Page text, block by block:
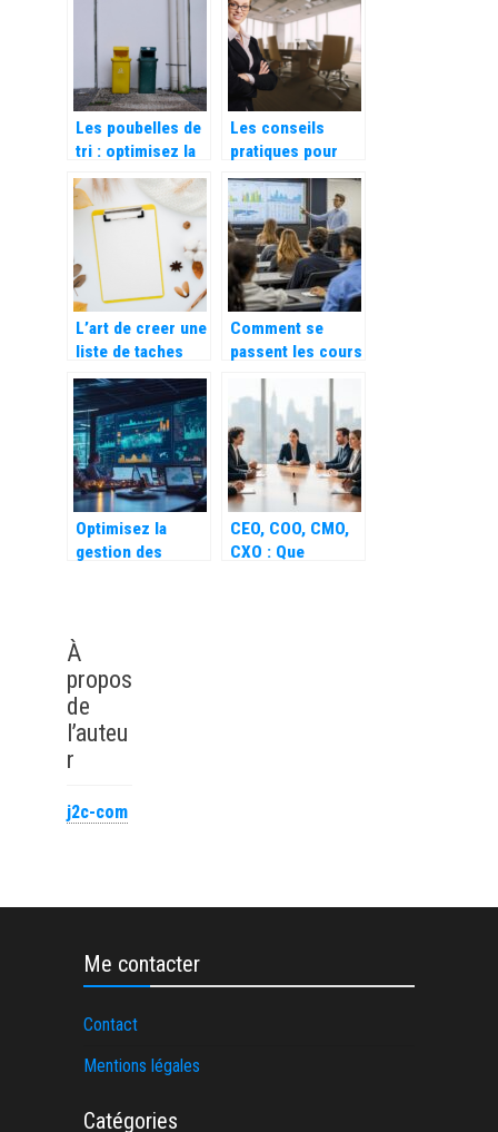
clients :
Decouvrez leurs
utilites
Les poubelles de
tri : optimisez la
gestion des
dechets dans
votre entreprise,
restaurant ou
cantine
Les conseils
pratiques pour
evaluer
efficacement la
performance d’un
cabinet de
management de
transition
L’art de creer une
liste de taches
efficace pour
optimiser son
temps
Comment se
passent les cours
dans une école de
commerce ?
Quand la
recherche
révolutionne
l’apprentissage
du management
Optimisez la
gestion des
performant
CEO, COO, CMO,
CXO : Que
À
propos
de
l’auteu
r
j2c-com
Me contacter
Contact
Mentions légales
Catégories